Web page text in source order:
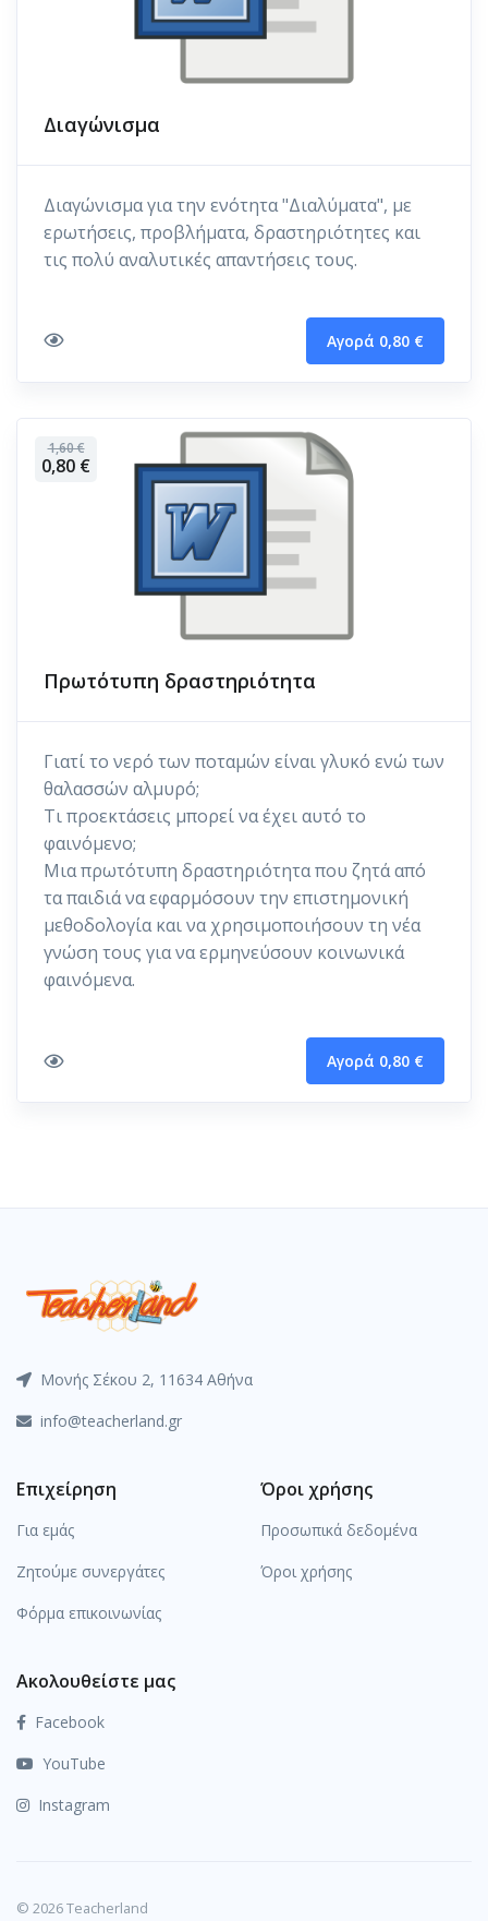
Διαγώνισμα
Διαγώνισμα για την ενότητα "Διαλύματα", με
ερωτήσεις, προβλήματα, δραστηριότητες και
τις πολύ αναλυτικές απαντήσεις τους.
Αγορά 0,80 €
1,60 €
0,80 €
Πρωτότυπη δραστηριότητα
Γιατί το νερό των ποταμών είναι γλυκό ενώ των
θαλασσών αλμυρό;
Τι προεκτάσεις μπορεί να έχει αυτό το
φαινόμενο;
Μια πρωτότυπη δραστηριότητα που ζητά από
τα παιδιά να εφαρμόσουν την επιστημονική
μεθοδολογία και να χρησιμοποιήσουν τη νέα
γνώση τους για να ερμηνεύσουν κοινωνικά
φαινόμενα.
Αγορά 0,80 €
Μονής Σέκου 2, 11634 Αθήνα
info@teacherland.gr
Επιχείρηση
Για εμάς
Ζητούμε συνεργάτες
Φόρμα επικοινωνίας
Όροι χρήσης
Προσωπικά δεδομένα
Όροι χρήσης
Ακολουθείστε μας
Facebook
YouTube
Instagram
© 2026 Teacherland